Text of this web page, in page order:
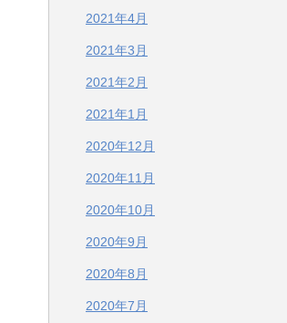
2021年4月
2021年3月
2021年2月
2021年1月
2020年12月
2020年11月
2020年10月
2020年9月
2020年8月
2020年7月